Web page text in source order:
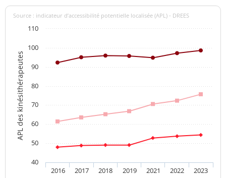
APL des kinésithérapeutes
Source : indicateur d’accessibilité potentielle localisée (APL) - DREES
2016 2017 2018 2019 2021 2022 2023
40
50
60
70
80
90
100
110